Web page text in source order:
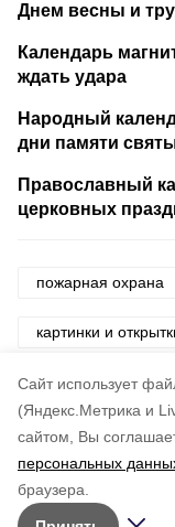
Cайт использует
(Яндекс.Метрика и
сайтом, Вы
персональных
браузера.
Днем весны и
Календарь
ждать удара
Народный
дни памяти
Православный
церковных
пожарная охрана
картинки и
по
5